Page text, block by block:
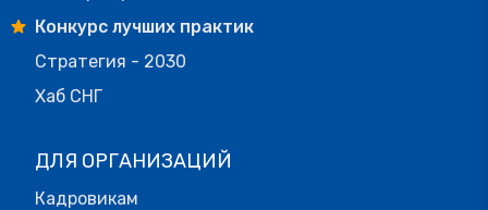
Конкурс лучших практик
Стратегия - 2030
Хаб СНГ
ДЛЯ ОРГАНИЗАЦИЙ
Кадровикам